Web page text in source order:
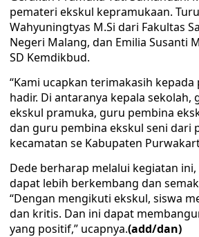
pemateri ekskul kepramukaan.
Wahyuningtyas M.Si dari Fakultas
Negeri Malang, dan Emilia Susanti
SD Kemdikbud.
“Kami ucapkan terimakasih
hadir. Di antaranya kepala sekolah,
ekskul pramuka, guru pembina
dan guru pembina ekskul seni dari
kecamatan se Kabupaten
Dede berharap melalui kegiatan
dapat lebih berkembang dan
“Dengan mengikuti ekskul, siswa
dan kritis. Dan ini dapat
yang positif,” ucapnya.(add/dan)